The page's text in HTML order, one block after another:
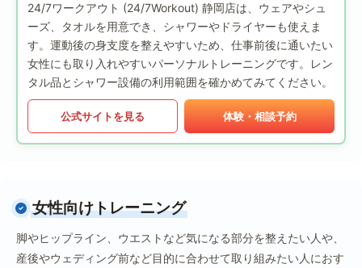
24/7ワークアウト (24/7Workout) 静岡店は、ウェアやシュ
ーズ、タオルを用意でき、シャワーやドライヤーも使えま
す。運動後の身支度を整えやすいため、仕事前後に通いたい
女性にも取り入れやすいパーソナルトレーニングです。レン
タル品とシャワー設備の利用範囲を確かめてみてください。
公式サイトを見る 体験・相談予約
女性向けトレーニング
脚やヒップライン、ウエストなど気になる部分を整えたい人や、
産後やウェディング前など目的に合わせて取り組みたい人におす